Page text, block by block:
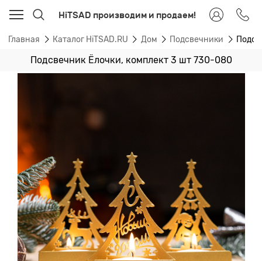
HiTSAD производим и продаем!
Главная Каталог HiTSAD.RU Дом Подсвечники
Подсвечник Ёлочки, комплект 3 шт 730-080